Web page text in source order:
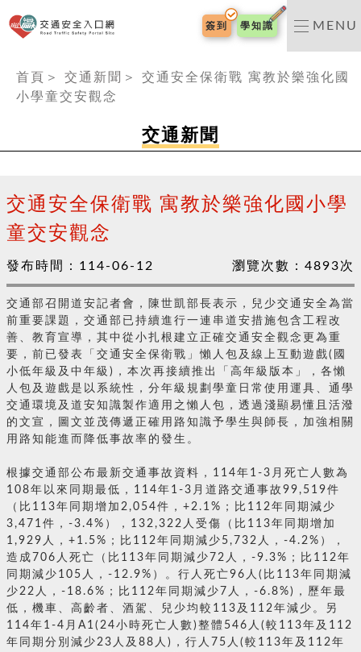
交通安全入口網
簽到 學知識 MENU
首頁 ＞ 交通新聞 ＞
交通安全保衛戰 寓教於樂強化國
小學童交安觀念
交通新聞
交通安全保衛戰 寓教於樂強化國小學
童交安觀念
發布時間： 114-06-12 瀏覽次數： 4893次
交通部召開道安記者會，陳世凱部長表示，兒少交通安全為當
前重要課題，交通部已持續進行一連串道安措施包含工程改
善、教育宣導，其中從小扎根建立正確交通安全觀念更為重
要，前已發表「交通安全保衛戰」懶人包及線上互動遊戲(國
小低年級及中年級)，本次再接續推出「高年級版本」，各懶
人包及遊戲是以系統性，分年級規劃學童日常使用運具、通學
交通環境及道安知識製作適用之懶人包，透過淺顯易懂且活潑
的文宣，圖文並茂傳遞正確用路知識予學生與師長，加強相關
用路知能進而降低事故率的發生。
根據交通部公布最新交通事故資料，114年1-3月死亡人數為
108年以來同期最低，114年1-3月道路交通事故99,519件
（比113年同期增加2,054件，+2.1%；比112年同期減少
3,471件，-3.4%），132,322人受傷（比113年同期增加
1,929人，+1.5%；比112年同期減少5,732人，-4.2%），
造成706人死亡（比113年同期減少72人，-9.3%；比112年
同期減少105人，-12.9%）。行人死亡96人(比113年同期減
少22人，-18.6%；比112年同期減少7人，-6.8%)，歷年最
低，機車、高齡者、酒駕、兒少均較113及112年減少。另
114年1-4月A1(24小時死亡人數)整體546人(較113年及112
年同期分別減少23人及88人)，行人75人(較113年及112年